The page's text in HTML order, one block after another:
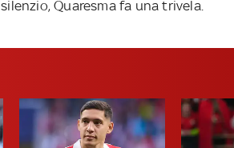
Quaresma fa una trivela.